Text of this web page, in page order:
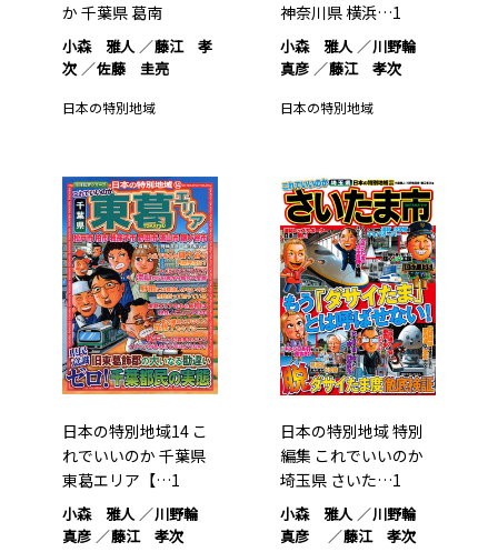
か 千葉県 葛南
小森 雅人
藤江 孝
次
佐藤 圭亮
日本の特別地域
神奈川県 横浜…1
小森 雅人
川野輪
真彦
藤江 孝次
日本の特別地域
日本の特別地域14 こ
れでいいのか 千葉県
東葛エリア【…1
小森 雅人
川野輪
真彦
藤江 孝次
日本の特別地域 特別
編集 これでいいのか
埼玉県 さいた…1
小森 雅人
川野輪
真彦
藤江 孝次